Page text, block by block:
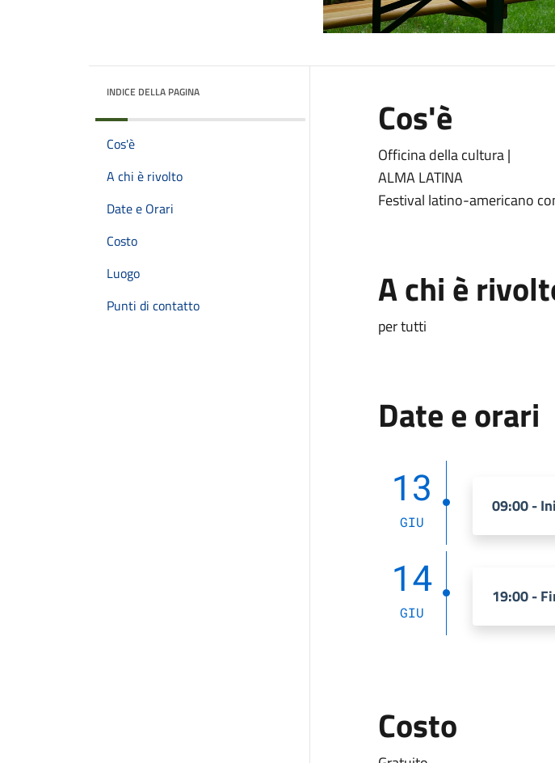
INDICE DELLA PAGINA
Cos'è
A chi è rivolto
Date e Orari
Costo
Luogo
Punti di contatto
Cos'è
Officina della cultura |
ALMA LATINA
Festival latino-americano
A chi è
per tutti
Date e orari
13
GIU
09:00 -
14
GIU
19:00 -
Costo